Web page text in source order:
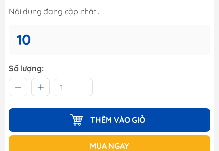
Nội dung đang cập nhật...
10
Số lượng:
THÊM VÀO GIỎ
MUA NGAY